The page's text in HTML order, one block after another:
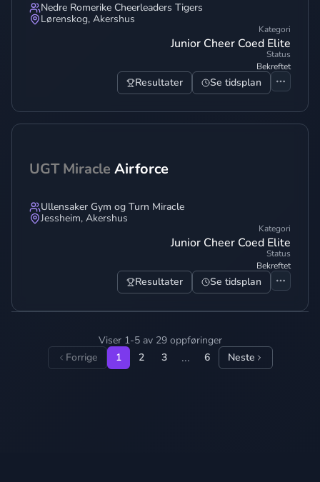
Nedre Romerike Cheerleaders Tigers
Lørenskog, Akershus
Kategori
Junior Cheer Coed Elite
Status
Bekreftet
Resultater Se tidsplan
UGT Miracle Airforce
Ullensaker Gym og Turn Miracle
Jessheim, Akershus
Kategori
Junior Cheer Coed Elite
Status
Bekreftet
Resultater Se tidsplan
Viser 1-5 av 29 oppføringer
Forrige
1 2 3 ... 6 Neste